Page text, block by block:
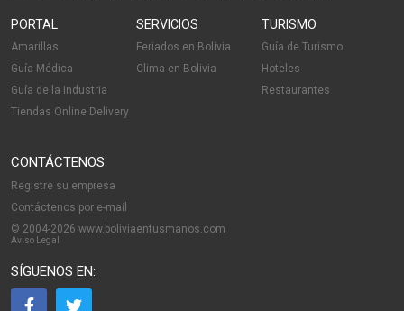
PORTAL
Amarillas
Guía Médica
Guía de la Industria
Tiendas Online Delivery
SERVICIOS
Feriados en Bolivia
Clima en Bolivia
TURISMO
Guía de Turismo
Hoteles
Restaurantes
CONTÁCTENOS
Registre su empresa
Contáctenos por e-mail
© 2004-2026 www.boliviaentusmanos.com
Aviso Legal
SÍGUENOS EN: